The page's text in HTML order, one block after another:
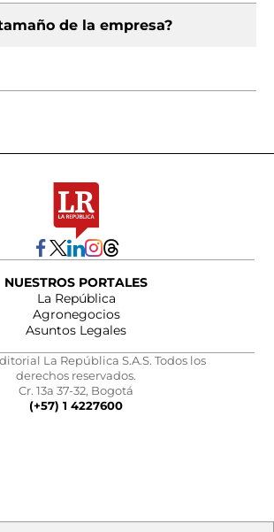
de la empresa?
NUESTROS PORTALES
La República
Agronegocios
Asuntos Legales
La República S.A.S. Todos los
derechos reservados.
Cr. 13a 37-32, Bogotá
(+57) 1 4227600